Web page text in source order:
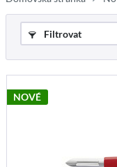
Filtrovat
NOVÉ